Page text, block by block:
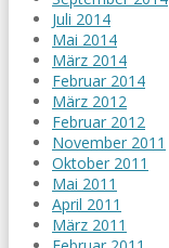
Juli 2014
Mai 2014
März 2014
Februar 2014
März 2012
Februar 2012
November 2011
Oktober 2011
Mai 2011
April 2011
März 2011